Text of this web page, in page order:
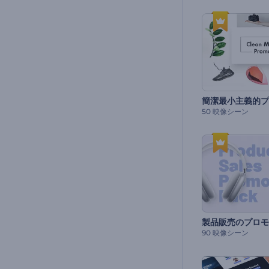
50 映像シーン
製品販売のプロ
90 映像シーン